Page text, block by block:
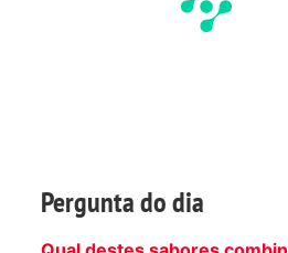
Pergunta do dia